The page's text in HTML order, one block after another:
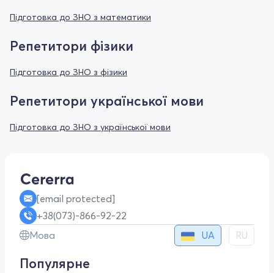
Підготовка до ЗНО з математики
Репетитори фізики
Підготовка до ЗНО з фізики
Репетитори української мови
Підготовка до ЗНО з української мови
[email protected]
+38(073)-866-92-22
Мова
UA RU
Популярне